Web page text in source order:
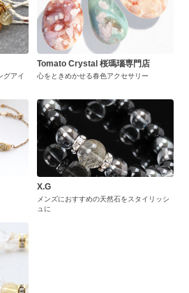
グアイ
Tomato Crystal 桜瑪瑙専門店
心をときめかせる春色アクセサリー
X.G
メンズにおすすめの天然石をスタイリッシ
ュに